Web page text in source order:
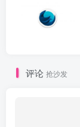
评论 抢沙发